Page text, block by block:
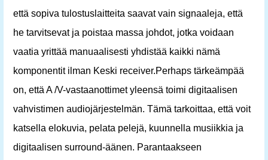
että sopiva tulostuslaitteita saavat vain signaaleja, että
he tarvitsevat ja poistaa massa johdot, jotka voidaan
vaatia yrittää manuaalisesti yhdistää kaikki nämä
komponentit ilman Keski receiver.Perhaps tärkeämpää
on, että A /V-vastaanottimet yleensä toimi digitaalisen
vahvistimen audiojärjestelmän. Tämä tarkoittaa, että voit
katsella elokuvia, pelata pelejä, kuunnella musiikkia ja
digitaalisen surround-äänen. Parantaakseen